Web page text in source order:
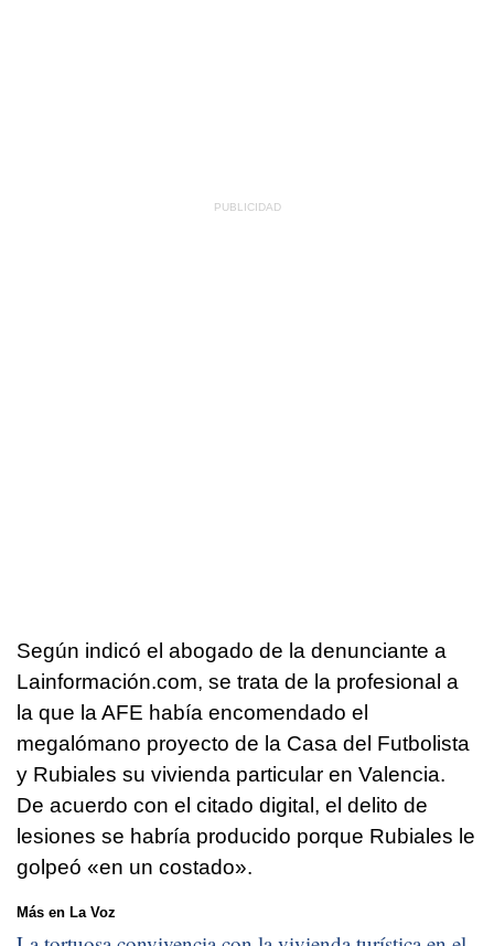
Según indicó el abogado de la denunciante a
Lainformación.com, se trata de la profesional a
la que la AFE había encomendado el
megalómano proyecto de la Casa del Futbolista
y Rubiales su vivienda particular en Valencia.
De acuerdo con el citado digital, el delito de
lesiones se habría producido porque Rubiales le
golpeó «en un costado».
Más en La Voz